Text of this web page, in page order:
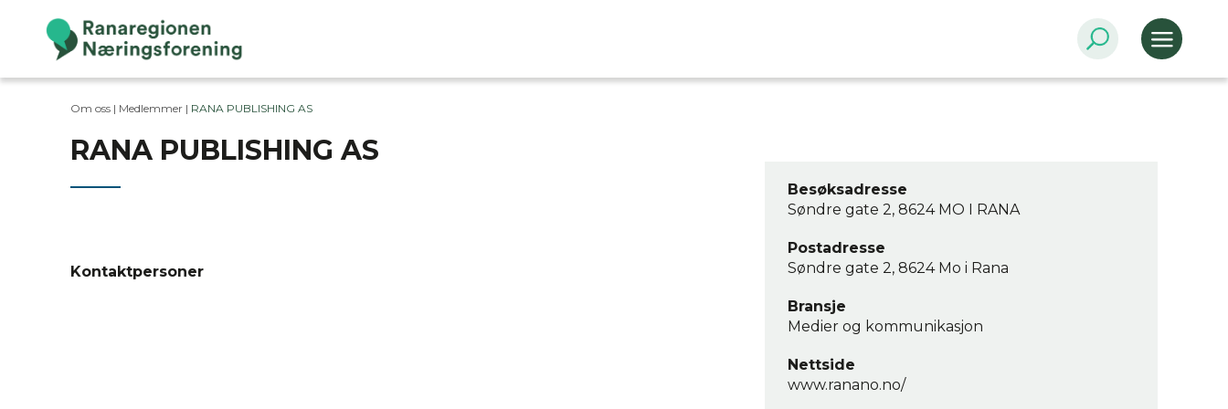
Om oss | Medlemmer | RANA PUBLISHING AS
RANA PUBLISHING AS
Kontaktpersoner
Besøksadresse
Søndre gate 2, 8624 MO I RANA
Postadresse
Søndre gate 2, 8624 Mo i Rana
Bransje
Medier og kommunikasjon
Nettside
www.ranano.no/